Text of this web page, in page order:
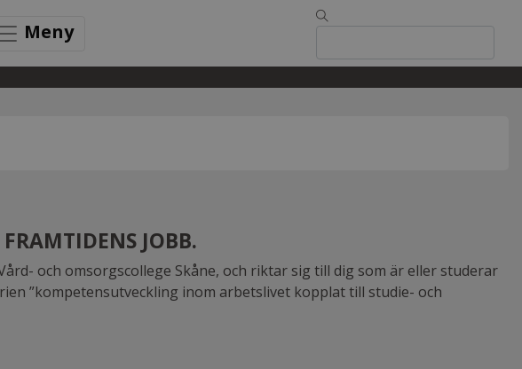
Meny
JOBB.
och omsorgscollege Skåne, och riktar sig till dig som är eller studerar
”kompetensutveckling inom arbetslivet kopplat till studie- och